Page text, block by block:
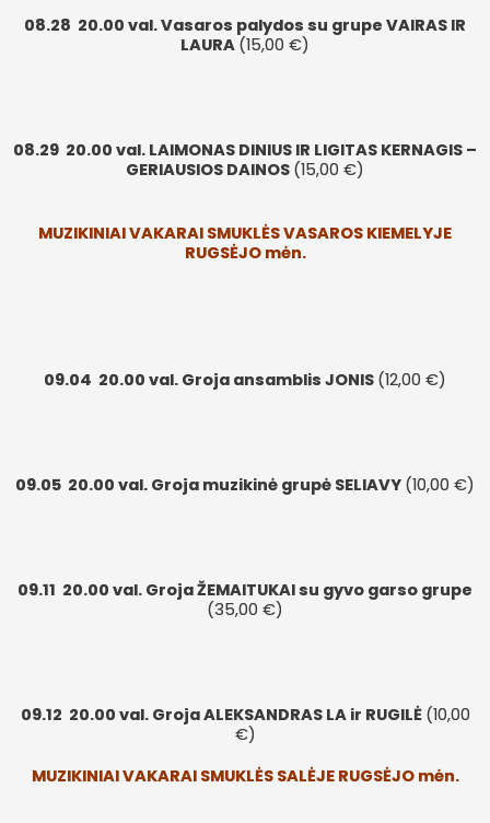
08.28 20.00 val. Vasaros palydos su grupe VAIRAS IR
LAURA (15,00 €)
08.29 20.00 val. LAIMONAS DINIUS IR LIGITAS KERNAGIS –
GERIAUSIOS DAINOS (15,00 €)
MUZIKINIAI VAKARAI SMUKLĖS VASAROS KIEMELYJE
RUGSĖJO mėn.
09.04 20.00 val. Groja ansamblis JONIS (12,00 €)
09.05 20.00 val. Groja muzikinė grupė SELIAVY (10,00 €)
09.11 20.00 val. Groja ŽEMAITUKAI su gyvo garso grupe
(35,00 €)
09.12 20.00 val. Groja ALEKSANDRAS LA ir RUGILĖ (10,00
€)
MUZIKINIAI VAKARAI SMUKLĖS SALĖJE RUGSĖJO mėn.